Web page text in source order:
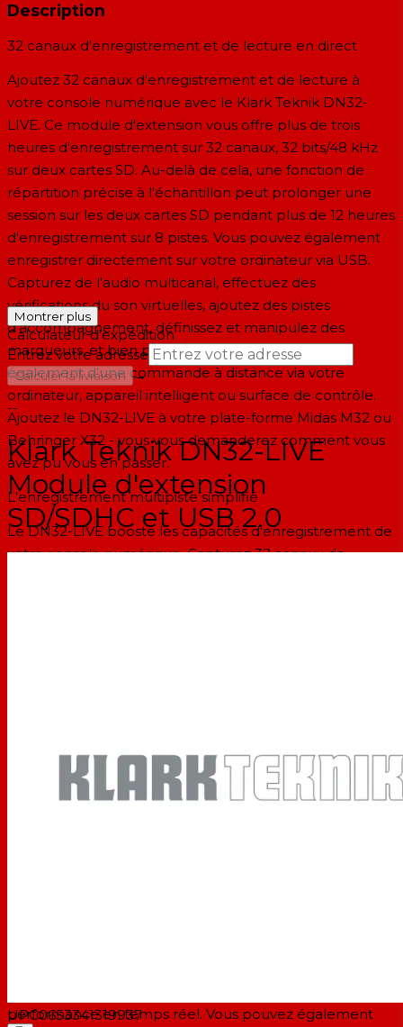
Description
32 canaux d'enregistrement et de lecture en direct
Ajoutez 32 canaux d'enregistrement et de lecture à
votre console numérique avec le Klark Teknik DN32-
LIVE. Ce module d'extension vous offre plus de trois
heures d'enregistrement sur 32 canaux, 32 bits/48 kHz
sur deux cartes SD. Au-delà de cela, une fonction de
répartition précise à l'échantillon peut prolonger une
session sur les deux cartes SD pendant plus de 12 heures
d'enregistrement sur 8 pistes. Vous pouvez également
enregistrer directement sur votre ordinateur via USB.
Capturez de l'audio multicanal, effectuez des
vérifications du son virtuelles, ajoutez des pistes
d'accompagnement, définissez et manipulez des
marqueurs, et bien plus encore. Vous bénéficiez
également d’une commande à distance via votre
ordinateur, appareil intelligent ou surface de contrôle.
Ajoutez le DN32-LIVE à votre plate-forme Midas M32 ou
Behringer X32 - vous vous demanderez comment vous
avez pu vous en passer.
L'enregistrement multipiste simplifié
Le DN32-LIVE booste les capacités d'enregistrement de
votre console numérique. Capturez 32 canaux de
cartes SD pendant plus de 12 heures d'enregistrement
continu sur 8 pistes. Et mieux encore, vous pouvez le
faire sans jamais quitter votre console.
performance en temps réel. Vous pouvez également
Montrer plus
Calculateur d'expédition
Entrez votre adresse
Calculer la livraison →
--
Klark Teknik DN32-LIVE
Module d'extension
SD/SDHC et USB 2.0
UPC0653341319937